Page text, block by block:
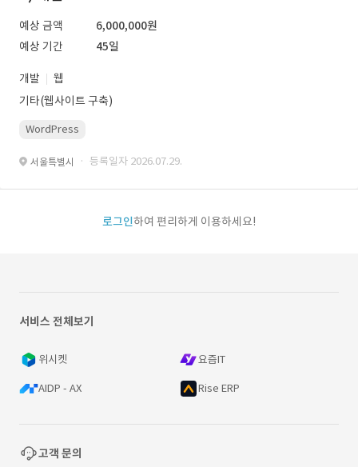
예상 금액
6,000,000원
예상 기간
45일
개발
웹
기타(웹사이트 구축)
WordPress
서울특별시 · 등록일자 2026.07.29.
로그인하여 편리하게 이용하세요!
서비스 전체보기
위시켓 요즘IT
AIDP - AX Rise ERP
고객 문의